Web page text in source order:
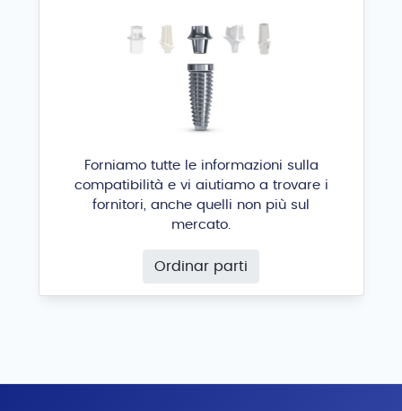
BCS A
Forniamo tutte le informazioni sulla
compatibilità e vi aiutiamo a trovare i
fornitori, anche quelli non più sul
mercato.
Ordinar parti